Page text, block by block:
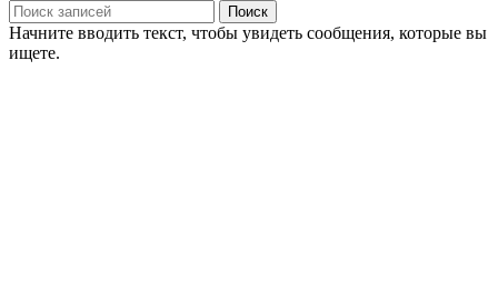
Поиск
Начните вводить текст, чтобы увидеть сообщения, которые вы
ищете.